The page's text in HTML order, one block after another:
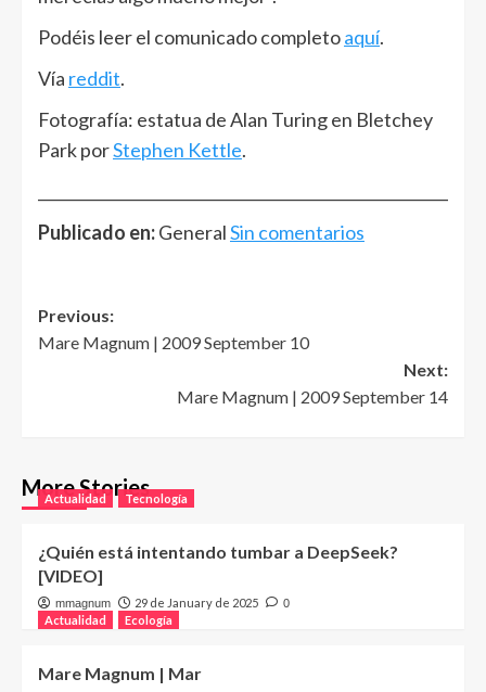
Podéis leer el comunicado completoaquí.
Vía reddit.
Fotografía: estatua de Alan Turing en Bletchey
Park porStephen Kettle.
Publicado en:GeneralSin comentarios
Post
navigation
Previous:
Mare Magnum | 2009 September 10
Next:
Mare Magnum | 2009 September 14
More Stories
Actualidad Tecnología
¿Quién está intentando tumbar a DeepSeek?
[VIDEO]
mmagnum 29 de January de 2025 0
Actualidad Ecología
Mare Magnum | Mar